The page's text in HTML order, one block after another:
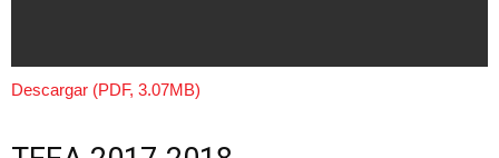
Descargar (PDF, 3.07MB)